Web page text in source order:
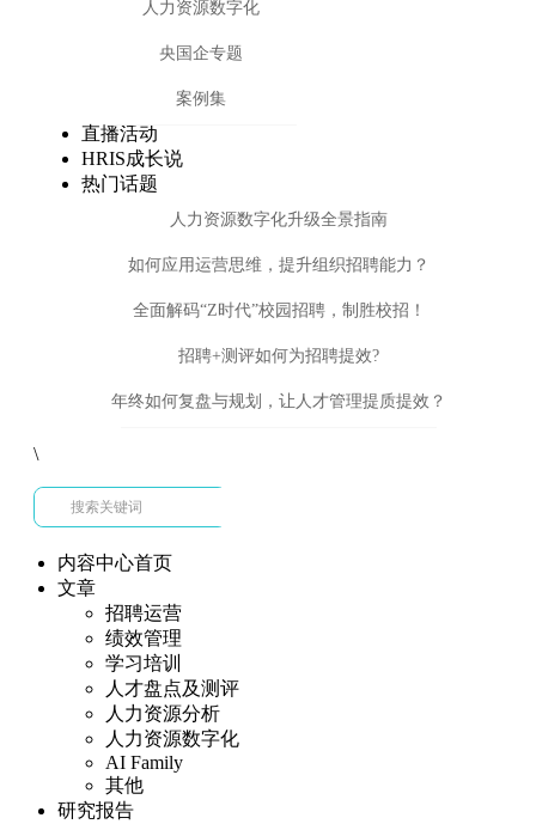
人力资源数字化
央国企专题
案例集
直播活动
HRIS成长说
热门话题
人力资源数字化升级全景指南
如何应用运营思维，提升组织招聘能力？
全面解码“Z时代”校园招聘，制胜校招！
招聘+测评如何为招聘提效?
年终如何复盘与规划，让人才管理提质提效？
\
内容中心首页
文章
招聘运营
绩效管理
学习培训
人才盘点及测评
人力资源分析
人力资源数字化
AI Family
其他
研究报告